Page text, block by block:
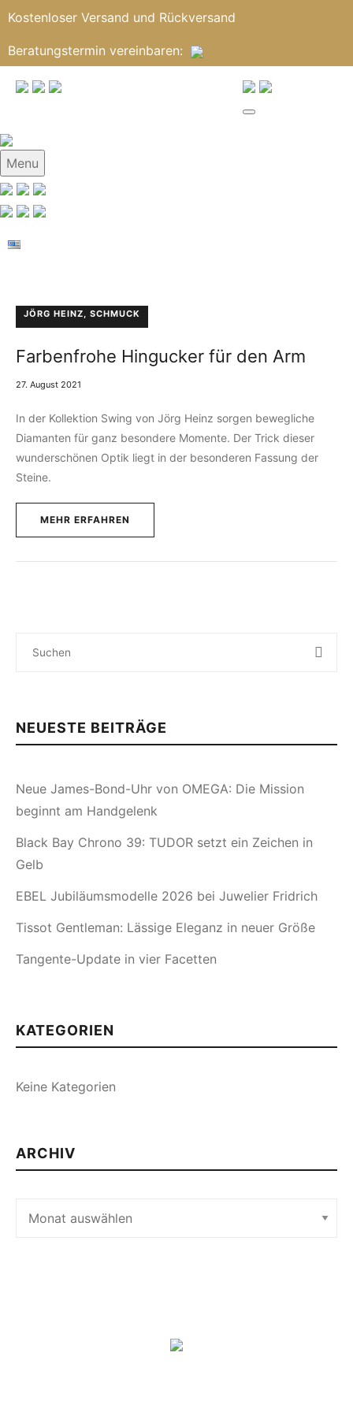
Kostenloser Versand und Rückversand
Beratungstermin vereinbaren:
Menu
NEUESTE BEITRÄGE
Neue James-Bond-Uhr von OMEGA: Die Mission
beginnt am Handgelenk
Black Bay Chrono 39: TUDOR setzt ein Zeichen in
Gelb
EBEL Jubiläumsmodelle 2026 bei Juwelier Fridrich
Tissot Gentleman: Lässige Eleganz in neuer Größe
Tangente-Update in vier Facetten
KATEGORIEN
Keine Kategorien
ARCHIV
JÖRG HEINZ, SCHMUCK
Farbenfrohe Hingucker für den Arm
27. August 2021
In der Kollektion Swing von Jörg Heinz sorgen bewegliche
Diamanten für ganz besondere Momente. Der Trick dieser
wunderschönen Optik liegt in der besonderen Fassung der
Steine.
MEHR ERFAHREN